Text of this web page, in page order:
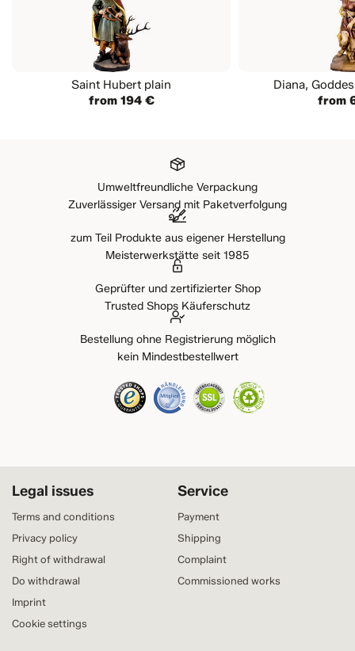
Saint Hubert plain
from 194 €
Diana,
from
Umweltfreundliche Verpackung
Zuverlässiger Versand mit Paketverfolgung
zum Teil Produkte aus eigener Herstellung
Meisterwerkstätte seit 1985
Geprüfter und zertifizierter Shop
Trusted Shops Käuferschutz
Bestellung ohne Registrierung möglich
kein Mindestbestellwert
Service
Payment
Shipping
Complaint
Commissioned works
Legal issues
Terms and conditions
Privacy policy
Right of withdrawal
Do withdrawal
Imprint
Cookie settings